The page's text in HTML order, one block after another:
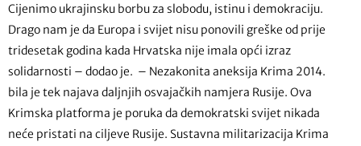
Cijenimo ukrajinsku borbu za slobodu, istinu i demokraciju.
Drago nam je da Europa i svijet nisu ponovili greške od prije
tridesetak godina kada Hrvatska nije imala opći izraz
solidarnosti – dodao je. – Nezakonita aneksija Krima 2014.
bila je tek najava daljnjih osvajačkih namjera Rusije. Ova
Krimska platforma je poruka da demokratski svijet nikada
neće pristati na ciljeve Rusije. Sustavna militarizacija Krima